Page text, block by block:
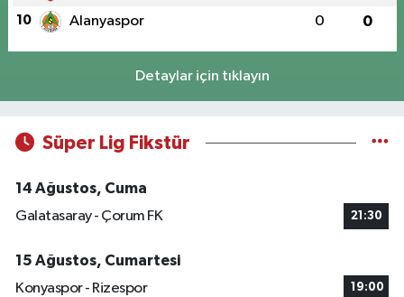
10 Alanyaspor 0 0
Detaylar için tıklayın
Süper Lig Fikstür
14 Ağustos, Cuma
Galatasaray - Çorum FK
21:30
15 Ağustos, Cumartesi
Konyaspor - Rizespor
19:00